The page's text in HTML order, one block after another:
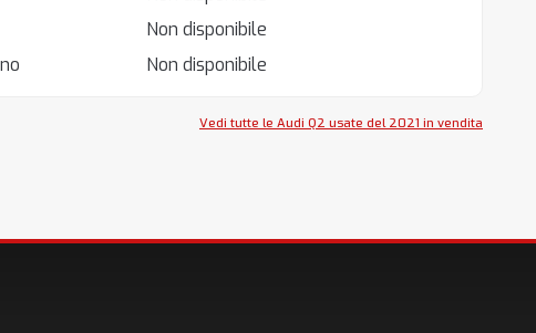
Non disponibile
Non disponibile
Vedi tutte le Audi Q2 usate del 2021 in vendita